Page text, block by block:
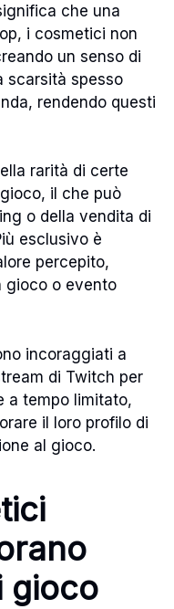
che una
i cosmetici non
un senso di
scarsità spesso
rendendo questi
rarità di certe
il che può
o della vendita di
esclusivo è
percepito,
gioco o evento
incoraggiati a
di Twitch per
a tempo limitato,
il loro profilo di
al gioco.
gioco